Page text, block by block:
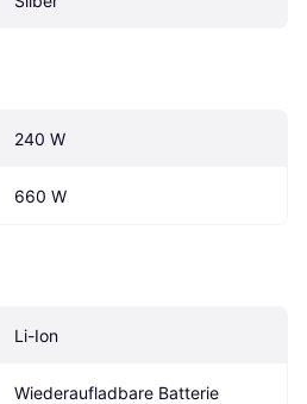
240 W
660 W
Li-Ion
Wiederaufladbare Batterie